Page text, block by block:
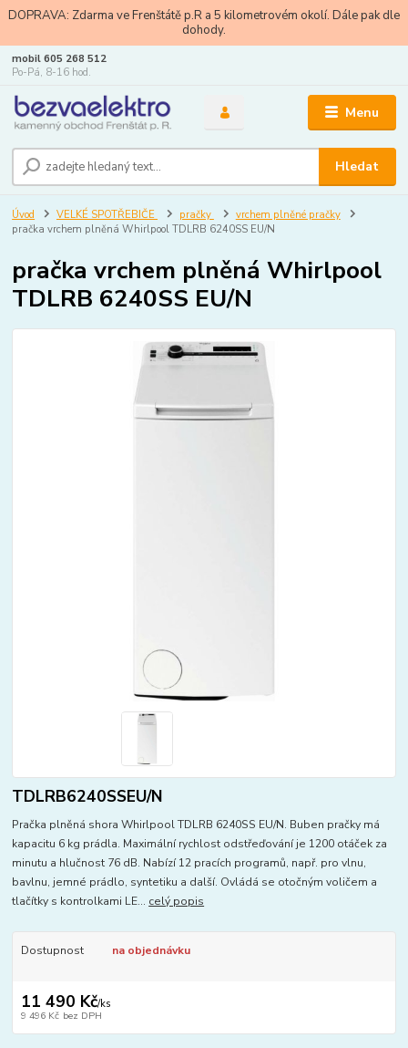
DOPRAVA: Zdarma ve Frenštátě p.R a 5 kilometrovém okolí. Dále pak dle
dohody.
Menu
Hledat
mobil 605 268 512
Po-Pá, 8-16 hod.
Úvod VELKÉ SPOTŘEBIČE pračky
vrchem plněné pračky
pračka vrchem plněná Whirlpool TDLRB 6240SS EU/N
pračka vrchem plněná Whirlpool
TDLRB 6240SS EU/N
TDLRB6240SSEU/N
Pračka plněná shora Whirlpool TDLRB 6240SS EU/N. Buben pračky má
kapacitu 6 kg prádla. Maximální rychlost odstřeďování je 1200 otáček za
minutu a hlučnost 76 dB. Nabízí 12 pracích programů, např. pro vlnu,
bavlnu, jemné prádlo, syntetiku a další. Ovládá se otočným voličem a
tlačítky s kontrolkami LE... celý popis
Dostupnost na objednávku
11 490 Kč/ks
9 496 Kč bez DPH